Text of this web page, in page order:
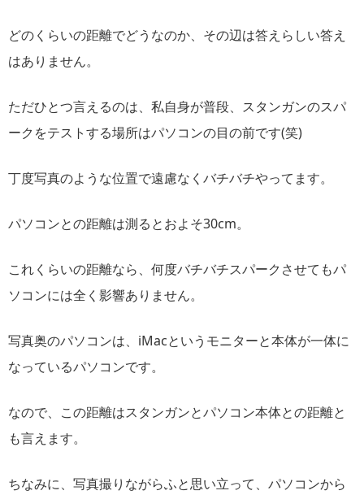
どのくらいの距離でどうなのか、その辺は答えらしい答え
はありません。
ただひとつ言えるのは、私自身が普段、スタンガンのスパ
ークをテストする場所はパソコンの目の前です(笑)
丁度写真のような位置で遠慮なくバチバチやってます。
パソコンとの距離は測るとおよそ30cm。
これくらいの距離なら、何度バチバチスパークさせてもパ
ソコンには全く影響ありません。
写真奥のパソコンは、iMacというモニターと本体が一体に
なっているパソコンです。
なので、この距離はスタンガンとパソコン本体との距離と
も言えます。
ちなみに、写真撮りながらふと思い立って、パソコンから